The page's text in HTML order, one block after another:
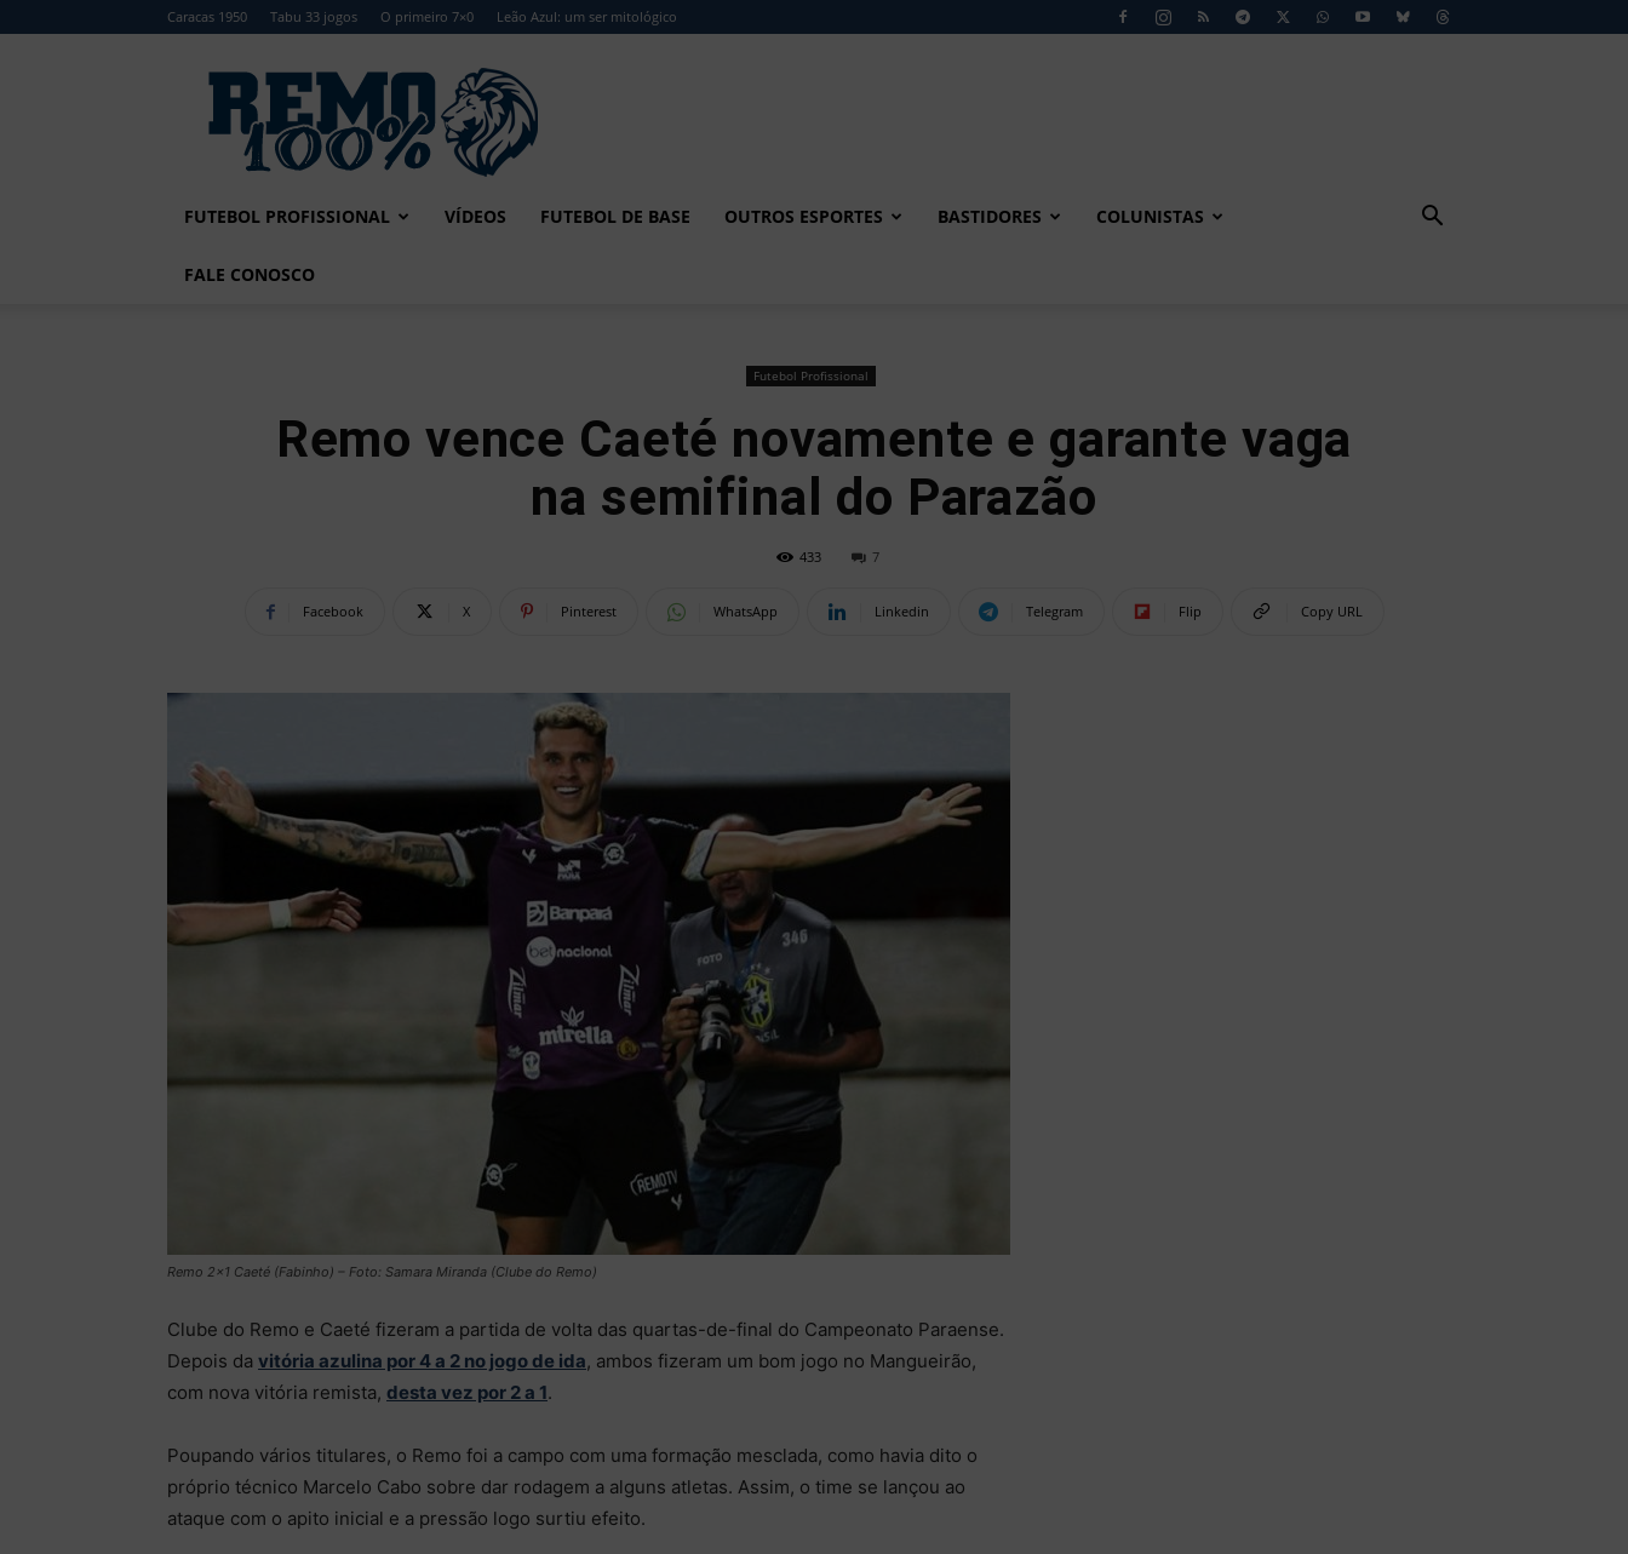
Caracas 1950 Tabu 33 jogos O primeiro 7×0 Leão Azul: um ser mitológico
Remo
FUTEBOL PROFISSIONAL VÍDEOS FUTEBOL DE BASE OUTROS ESPORTES BASTIDORES COLUNISTAS
FALE CONOSCO
Futebol Profissional
Remo vence Caeté novamente e garante vaga
na semifinal do Parazão
433 7
Facebook X Pinterest WhatsApp Linkedin Telegram Flip Copy URL
Remo 2×1 Caeté (Fabinho) – Foto: Samara Miranda (Clube do Remo)
Clube do Remo e Caeté fizeram a partida de volta das quartas-de-final do Campeonato Paraense.
Depois da vitória azulina por 4 a 2 no jogo de ida, ambos fizeram um bom jogo no Mangueirão,
com nova vitória remista, desta vez por 2 a 1.
Poupando vários titulares, o Remo foi a campo com uma formação mesclada, como havia dito o
próprio técnico Marcelo Cabo sobre dar rodagem a alguns atletas. Assim, o time se lançou ao
ataque com o apito inicial e a pressão logo surtiu efeito.